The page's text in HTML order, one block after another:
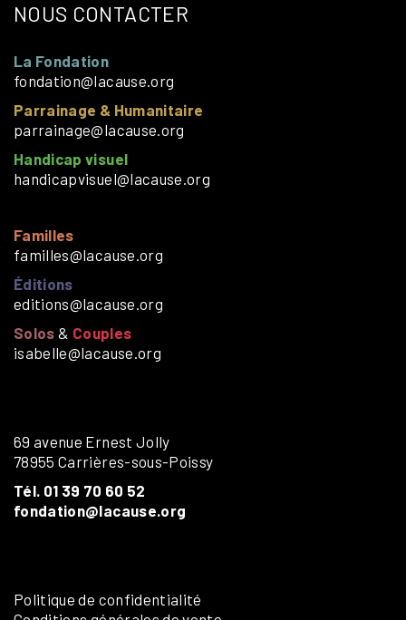
NOUS CONTACTER
La Fondation
fondation@lacause.org
Parrainage & Humanitaire
parrainage@lacause.org
Handicap visuel
handicapvisuel@lacause.org
Familles
familles@lacause.org
Éditions
editions@lacause.org
Solos & Couples
isabelle@lacause.org
69 avenue Ernest Jolly
78955 Carrières-sous-Poissy
Tél. 01 39 70 60 52
fondation@lacause.org
Politique de confidentialité